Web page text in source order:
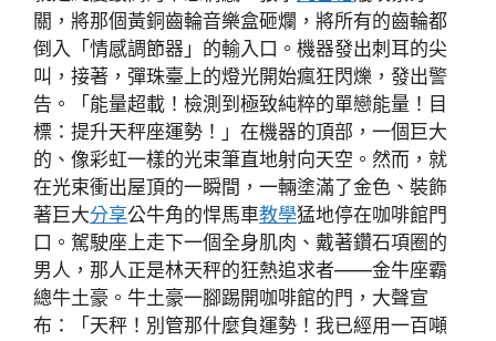
關，將那個黃銅齒輪音樂盒砸爛，將所有的齒輪都
倒入「情感調節器」的輸入口。機器發出刺耳的尖
叫，接著，彈珠臺上的燈光開始瘋狂閃爍，發出警
告。「能量超載！檢測到極致純粹的單戀能量！目
標：提升天秤座運勢！」在機器的頂部，一個巨大
的、像彩虹一樣的光束筆直地射向天空。然而，就
在光束衝出屋頂的一瞬間，一輛塗滿了金色、裝飾
著巨大分享公牛角的悍馬車教學猛地停在咖啡館門
口。駕駛座上走下一個全身肌肉、戴著鑽石項圈的
男人，那人正是林天秤的狂熱追求者——金牛座霸
總牛土豪。牛土豪一腳踢開咖啡館的門，大聲宣
布：「天秤！別管那什麼負運勢！我已經用一百噸